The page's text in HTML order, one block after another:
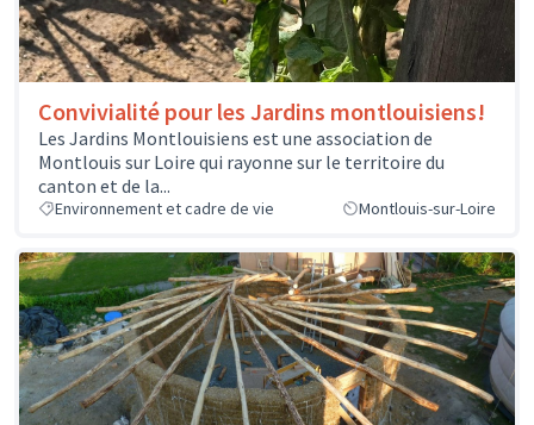
Convivialité pour les Jardins montlouisiens!
Les Jardins Montlouisiens est une association de
Montlouis sur Loire qui rayonne sur le territoire du
canton et de la...
Environnement et cadre de vie Montlouis-sur-Loire